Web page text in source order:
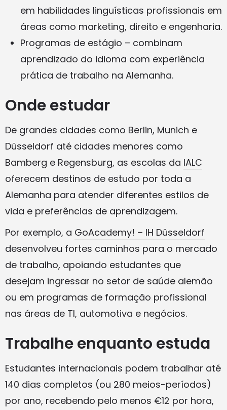
em habilidades linguísticas profissionais em
áreas como marketing, direito e engenharia.
Programas de estágio – combinam
aprendizado do idioma com experiência
prática de trabalho na Alemanha.
Onde estudar
De grandes cidades como Berlin, Munich e
Düsseldorf até cidades menores como
Bamberg e Regensburg, as escolas da IALC
oferecem destinos de estudo por toda a
Alemanha para atender diferentes estilos de
vida e preferências de aprendizagem.
Por exemplo, a GoAcademy! – IH Düsseldorf
desenvolveu fortes caminhos para o mercado
de trabalho, apoiando estudantes que
desejam ingressar no setor de saúde alemão
ou em programas de formação profissional
nas áreas de TI, automotiva e negócios.
Trabalhe enquanto estuda
Estudantes internacionais podem trabalhar até
140 dias completos (ou 280 meios-períodos)
por ano, recebendo pelo menos €12 por hora,